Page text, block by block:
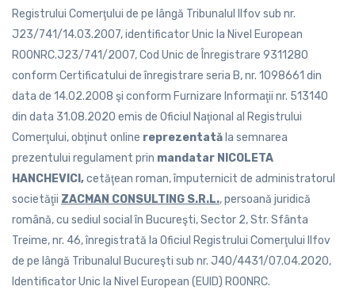
Registrului Comerţului de pe lângă Tribunalul Ilfov sub nr.
J23/741/14.03.2007, identificator Unic la Nivel European
ROONRC.J23/741/2007, Cod Unic de Înregistrare 9311280
conform Certificatului de înregistrare seria B, nr. 1098661 din
data de 14.02.2008 şi conform Furnizare Informaţii nr. 513140
din data 31.08.2020 emis de Oficiul Naţional al Registrului
Comerţului, obţinut online reprezentată la semnarea
prezentului regulament prin mandatar NICOLETA
HANCHEVICI,cetăţean roman, împuternicit de administratorul
societăţii ZACMAN CONSULTING S.R.L., persoană juridică
română, cu sediul social în Bucureşti, Sector 2, Str. Sfânta
Treime, nr. 46, înregistrată la Oficiul Registrului Comerţului Ilfov
de pe lângă Tribunalul Bucureşti sub nr. J40/4431/07.04.2020,
Identificator Unic la Nivel European (EUID) ROONRC.